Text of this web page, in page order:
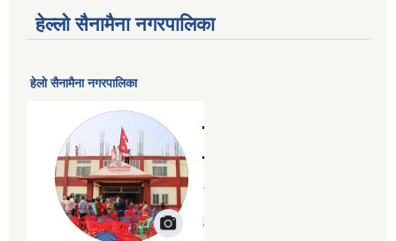
हेल्लो सैनामैना नगरपालिका
हेलाे सैनामैना नगरपालिका